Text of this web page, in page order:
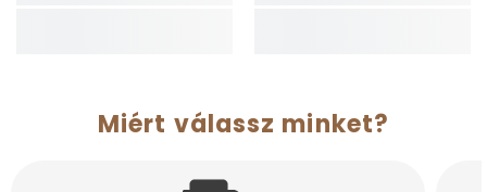
Miért válassz minket?